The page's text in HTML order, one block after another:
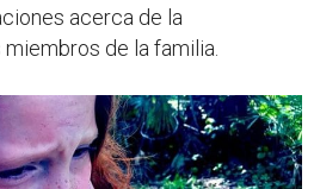
acerca de la
de la familia.